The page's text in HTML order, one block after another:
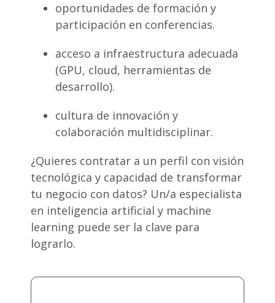
oportunidades de formación y
participación en conferencias.
acceso a infraestructura adecuada
(GPU, cloud, herramientas de
desarrollo).
cultura de innovación y
colaboración multidisciplinar.
¿Quieres contratar a un perfil con visión
tecnológica y capacidad de transformar
tu negocio con datos? Un/a especialista
en inteligencia artificial y machine
learning puede ser la clave para
lograrlo.